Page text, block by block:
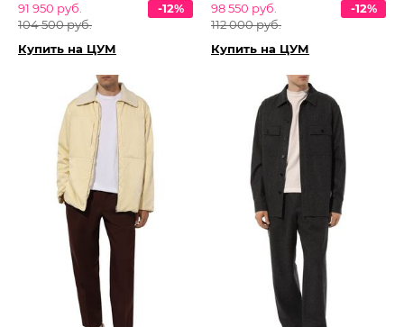
91 950 руб.
104 500 руб.
-12%
Купить на ЦУМ
98 550 руб.
112 000 руб.
-12%
Купить на ЦУМ